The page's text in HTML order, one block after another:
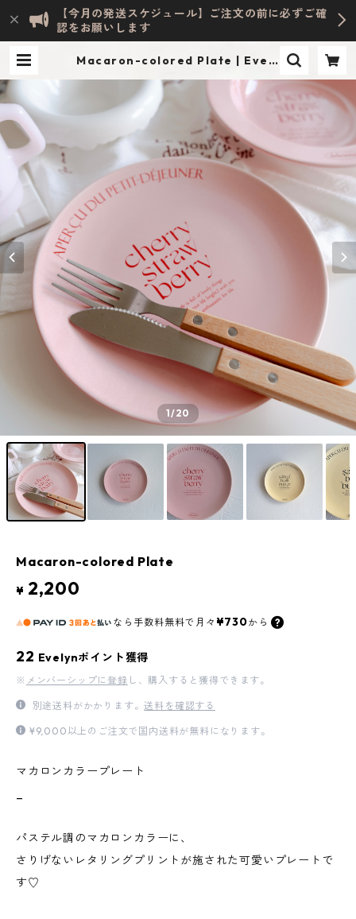
【今月の発送スケジュール】ご注文の前に必ずご確
認をお願いします
Macaron-colored Plate | Evely
R & LIFESTYLE
1/20
Macaron-colored Plate
¥ 2,200
なら 手数料無料で 月々 ¥730から
22 Evelynポイント獲得
※ メンバーシップに登録 し、購入すると獲得できます。
別途送料がかかります。送料を確認する
¥9,000以上のご注文で国内送料が無料になります。
マカロンカラープレート
パステル調のマカロンカラーに、
さりげないレタリングプリントが施された可愛いプレートで
す♡